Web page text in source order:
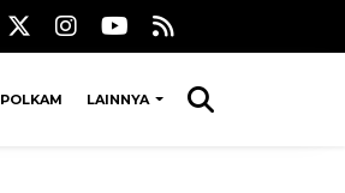
POLKAM LAINNYA